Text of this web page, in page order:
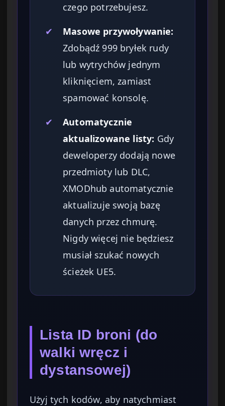
czego potrzebujesz.
✔
Masowe przywoływanie:
Zdobądź 999 bryłek rudy
lub wytrychów jednym
kliknięciem, zamiast
spamować konsolę.
✔
Automatycznie
aktualizowane listy: Gdy
deweloperzy dodają nowe
przedmioty lub DLC,
XMODhub automatycznie
aktualizuje swoją bazę
danych przez chmurę.
Nigdy więcej nie będziesz
musiał szukać nowych
ścieżek UE5.
Lista ID broni (do
walki wręcz i
dystansowej)
Użyj tych kodów, aby natychmiast